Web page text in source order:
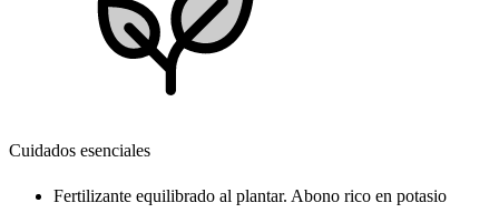
Cuidados esenciales
Fertilizante equilibrado al plantar. Abono rico en potasio